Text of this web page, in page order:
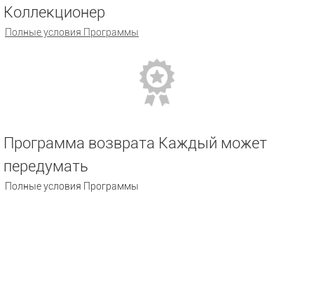
Коллекционер
Полные условия Программы
Программа возврата Каждый может
передумать
Полные условия Программы